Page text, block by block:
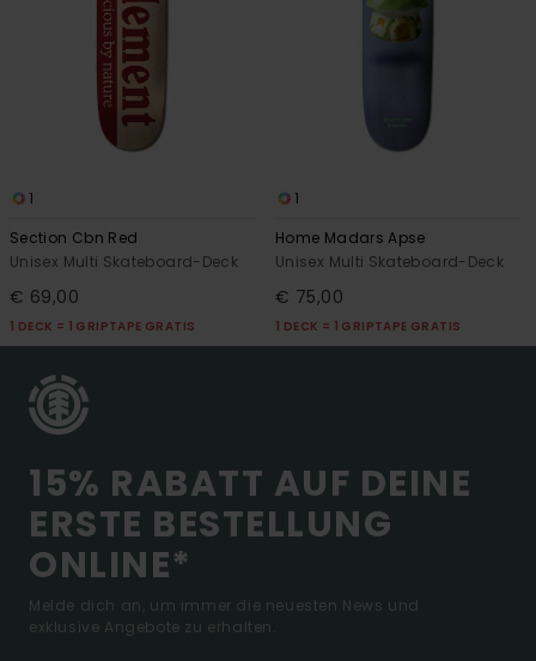
1
Section Cbn Red
Unisex Multi Skateboard-Deck
€ 69,00
1 DECK = 1 GRIPTAPE GRATIS
1
Home Madars Apse
Unisex Multi Skateboard-Deck
€ 75,00
1 DECK = 1 GRIPTAPE GRATIS
15% RABATT AUF DEINE
ERSTE BESTELLUNG
ONLINE*
Melde dich an, um immer die neuesten News und
exklusive Angebote zu erhalten.